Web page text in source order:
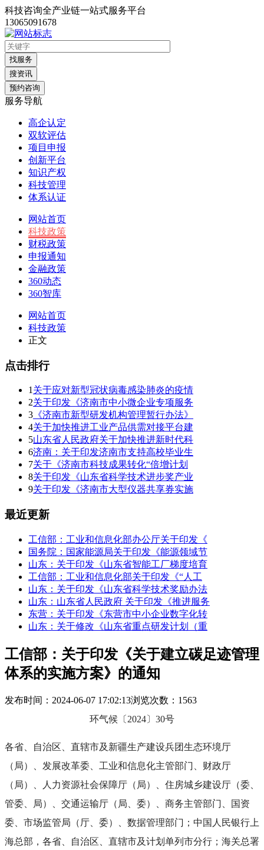
科技咨询全产业链一站式服务平台
13065091678
找服务
搜资讯
预约咨询
服务导航
高企认定
双软评估
项目申报
创新平台
知识产权
科技管理
体系认证
网站首页
科技政策
财税政策
申报通知
金融政策
360动态
360智库
网站首页
科技政策
正文
点击排行
1关于应对新型冠状病毒感染肺炎的疫情
2关于印发《济南市中小微企业专项服务
3 《济南市新型研发机构管理暂行办法》
4关于加快推进工业产品供需对接平台建
5山东省人民政府关于加快推进新时代科
6济南：关于印发济南市支持高校毕业生
7关于《济南市科技成果转化“倍增计划
8关于印发《山东省科学技术进步奖产业
9关于印发《济南市大型仪器共享券实施
最近更新
工信部：工业和信息化部办公厅关于印发《
国务院：国家能源局关于印发《能源领域节
山东：关于印发《山东省智能工厂梯度培育
工信部：工业和信息化部关于印发《“人工
山东：关于印发《山东省科学技术奖励办法
山东：山东省人民政府 关于印发《推进服务
东营：关于印发《东营市中小企业数字化转
山东：关于修改《山东省重点研发计划（重
工信部：关于印发《关于建立碳足迹管理
体系的实施方案》的通知
发布时间：2024-06-07 17:02:13浏览次数：1563
环气候〔2024〕30号
各省、自治区、直辖市及新疆生产建设兵团生态环境厅
（局）、发展改革委、工业和信息化主管部门、财政厅
（局）、人力资源社会保障厅（局）、住房城乡建设厅（委、
管委、局）、交通运输厅（局、委）、商务主管部门、国资
委、市场监管局（厅、委）、数据管理部门；中国人民银行上
海总部，各省、自治区、直辖市及计划单列市分行；海关总署